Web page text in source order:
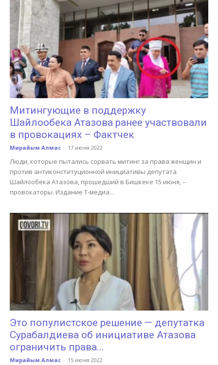
Митингующие в поддержку
Шайлообека Атазова ранее участвовали
в провокациях – Фактчек
Мирайым Алмас - 17 июня 2022
Люди, которые пытались сорвать митинг за права женщин и
против антиконституционной инициативы депутата
Шайлообека Атазова, прошедший в Бишкеке 15 июня, –
провокаторы. Издание Т-медиа...
Это популистское решение — депутатка
Сурабалдиева об инициативе Атазова
ограничить права...
Мирайым Алмас - 15 июня 2022